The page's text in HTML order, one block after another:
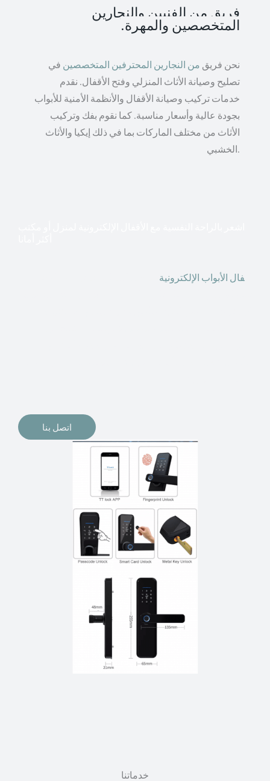
فريق من الفنيين والنجارين
المتخصصين والمهرة.
نحن فريق من النجارين المحترفين المتخصصين في
تصليح وصيانة الأثاث المنزلي وفتح الأقفال. نقدم
خدمات تركيب وصيانة الأقفال والأنظمة الأمنية للأبواب
بجودة عالية وأسعار مناسبة. كما نقوم بفك وتركيب
الأثاث من مختلف الماركات بما في ذلك إيكيا والأثاث
الخشبي.
فال الأبواب الإلكترونية
اتصل بنا
خدماتنا